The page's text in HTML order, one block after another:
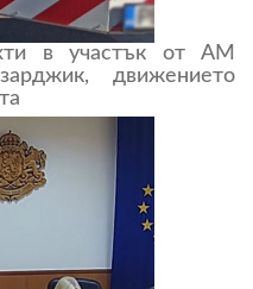
в участък от АМ
движението